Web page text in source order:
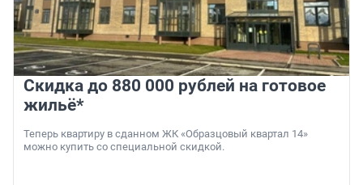
Скидка до 880 000 рублей на готовое
жильё*
Теперь квартиру в сданном ЖК «Образцовый квартал 14»
можно купить со специальной скидкой.